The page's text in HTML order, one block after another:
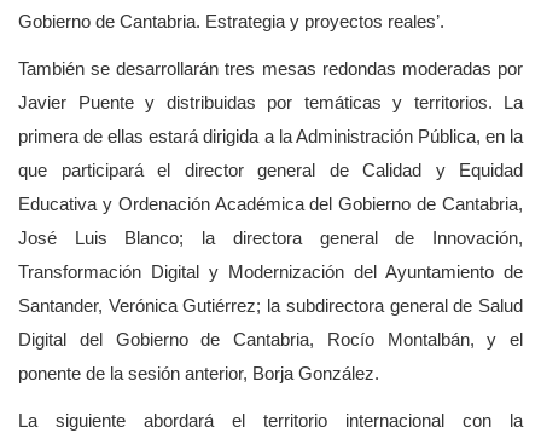
Gobierno de Cantabria. Estrategia y proyectos reales’.
También se desarrollarán tres mesas redondas moderadas por
Javier Puente y distribuidas por temáticas y territorios. La
primera de ellas estará dirigida a la Administración Pública, en la
que participará el director general de Calidad y Equidad
Educativa y Ordenación Académica del Gobierno de Cantabria,
José Luis Blanco; la directora general de Innovación,
Transformación Digital y Modernización del Ayuntamiento de
Santander, Verónica Gutiérrez; la subdirectora general de Salud
Digital del Gobierno de Cantabria, Rocío Montalbán, y el
ponente de la sesión anterior, Borja González.
La siguiente abordará el territorio internacional con la